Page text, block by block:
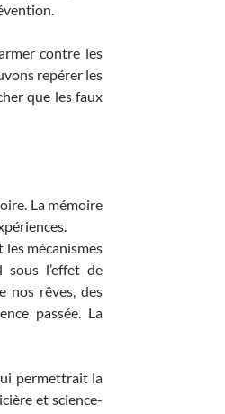
contre les
repérer les
que les faux
La mémoire
les mécanismes
sous l’effet de
nos rêves, des
passée. La
permettrait la
et science-